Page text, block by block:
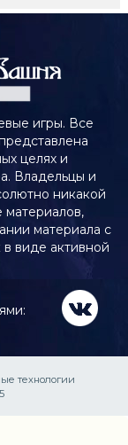
игры. Все
целях и
Владельцы и
никакой
материалов,
материала с
в виде активной
технологии